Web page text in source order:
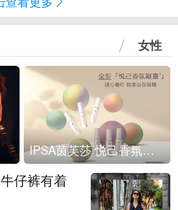
女性
IPSA茵芙莎 悦己香氛凝露上市
仔裤有着